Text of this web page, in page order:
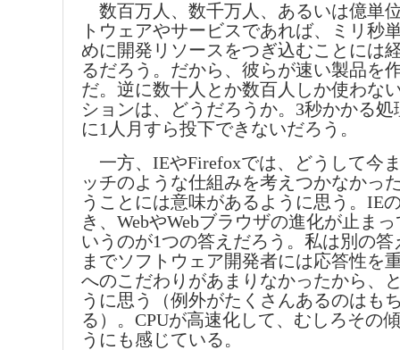
数百万人、数千万人、あるいは億単
トウェアやサービスであれば、ミリ秒
めに開発リソースをつぎ込むことには
るだろう。だから、彼らが速い製品を
だ。逆に数十人とか数百人しか使わな
ションは、どうだろうか。3秒かかる
に1人月すら投下できないだろう。
一方、IEやFirefoxでは、どうして今
ッチのような仕組みを考えつかなかっ
うことには意味があるように思う。IE
き、WebやWebブラウザの進化が止ま
いうのが1つの答えだろう。私は別の
までソフトウェア開発者には応答性を
へのこだわりがあまりなかったから、
うに思う（例外がたくさんあるのはも
る）。CPUが高速化して、むしろその
うにも感じている。